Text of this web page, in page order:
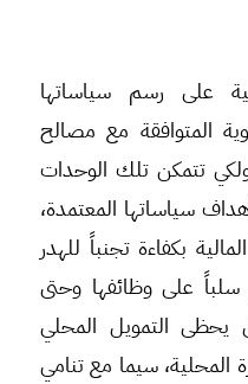
على رسم سياساتها
المتوافقة مع مصالح
تتمكن تلك الوحدات
سياساتها المعتمدة،
بكفاءة تجنباً للهدر
سلباً على وظائفها وحتى
يحظى التمويل المحلي
المحلية، سيما مع تنامي